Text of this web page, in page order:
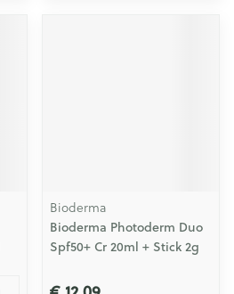
Bioderma
Bioderma Photoderm Duo
Spf50+ Cr 20ml + Stick 2g